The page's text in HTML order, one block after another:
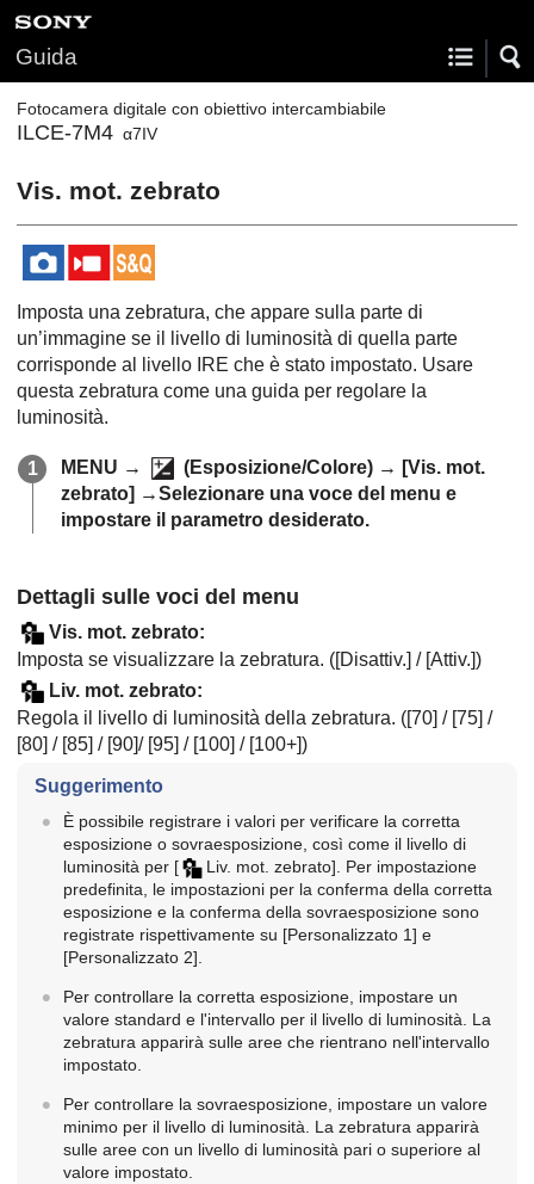
Guida
Fotocamera digitale con obiettivo intercambiabile
ILCE-7M4 α7IV
Vis. mot. zebrato
Imposta una zebratura, che appare sulla parte di
un’immagine se il livello di luminosità di quella parte
corrisponde al livello IRE che è stato impostato. Usare
questa zebratura come una guida per regolare la
luminosità.
MENU → (Esposizione/Colore) → [Vis. mot.
zebrato] →Selezionare una voce del menu e
impostare il parametro desiderato.
Dettagli sulle voci del menu
Vis. mot. zebrato:
Imposta se visualizzare la zebratura. ([Disattiv.] / [Attiv.])
Liv. mot. zebrato:
Regola il livello di luminosità della zebratura. ([70] / [75] /
[80] / [85] / [90]/ [95] / [100] / [100+])
Suggerimento
È possibile registrare i valori per verificare la corretta
esposizione o sovraesposizione, così come il livello di
luminosità per [ Liv. mot. zebrato] . Per impostazione
predefinita, le impostazioni per la conferma della corretta
esposizione e la conferma della sovraesposizione sono
registrate rispettivamente su [Personalizzato 1] e
[Personalizzato 2]
Per controllare la corretta esposizione, impostare un
valore standard e l'intervallo per il livello di luminosità. La
zebratura apparirà sulle aree che rientrano nell'intervallo
impostato.
Per controllare la sovraesposizione, impostare un valore
minimo per il livello di luminosità. La zebratura apparirà
sulle aree con un livello di luminosità pari o superiore al
valore impostato.